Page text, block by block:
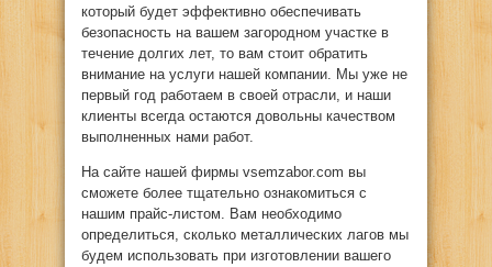
который будет эффективно обеспечивать
безопасность на вашем загородном участке в
течение долгих лет, то вам стоит обратить
внимание на услуги нашей компании. Мы уже не
первый год работаем в своей отрасли, и наши
клиенты всегда остаются довольны качеством
выполненных нами работ.
На сайте нашей фирмы vsemzabor.com вы
сможете более тщательно ознакомиться с
нашим прайс-листом. Вам необходимо
определиться, сколько металлических лагов мы
будем использовать при изготовлении вашего